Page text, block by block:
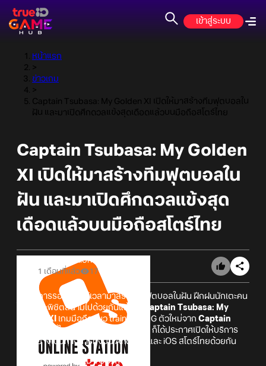
เข้าสู่ระบบ
หน้าแรก
>
ข่าวเกม
>
Captain Tsubasa: My Golden XI เปิดให้มาสร้างทีมฟุตบอลใน
ฝัน และมาเปิดศึกดวลแข้งสุดเดือดแล้วบนมือถือสโตร์ไทย
Captain Tsubasa: My Golden
XI เปิดให้มาสร้างทีมฟุตบอลใน
ฝัน และมาเปิดศึกดวลแข้งสุด
เดือดแล้วบนมือถือสโตร์ไทย
Online Station
1 เดือนที่แล้ว
17
สิ้นสุดการรอคอย! ได้เวลามาสร้างทีมฟุตบอลในฝัน ฝึกฝนนักเตะคน
โปรดและพิชิตสนามไปด้วยกันแล้วใน
Captain Tsubasa: My
Golden XI
เกมมือถือแนว training RPG ตัวใหม่จาก Captain
ที่ในตอนนี้ทาง
ก็ได้ประกาศเปิดให้บริการ
แล้วอย่างเป็นทางการทั้งบน Android และ iOS สโตร์ไทยด้วยกัน
🎉 RELEASED TODAY 🎉